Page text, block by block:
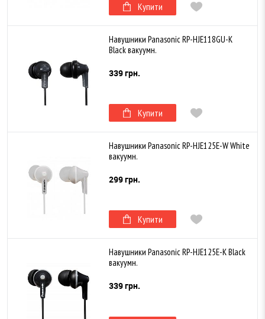
Купити
Навушники Panasonic RP-HJE118GU-K
Black вакуумн.
339 грн.
Купити
Навушники Panasonic RP-HJE125E-W White
вакуумн.
299 грн.
Купити
Навушники Panasonic RP-HJE125E-K Black
вакуумн.
339 грн.